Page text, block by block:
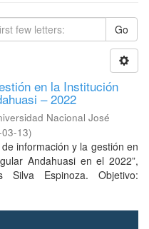
Go
en la Institución
– 2022
Nacional José
13)
información y la gestión en
Andahuasi en el 2022”,
Espinoza. Objetivo: